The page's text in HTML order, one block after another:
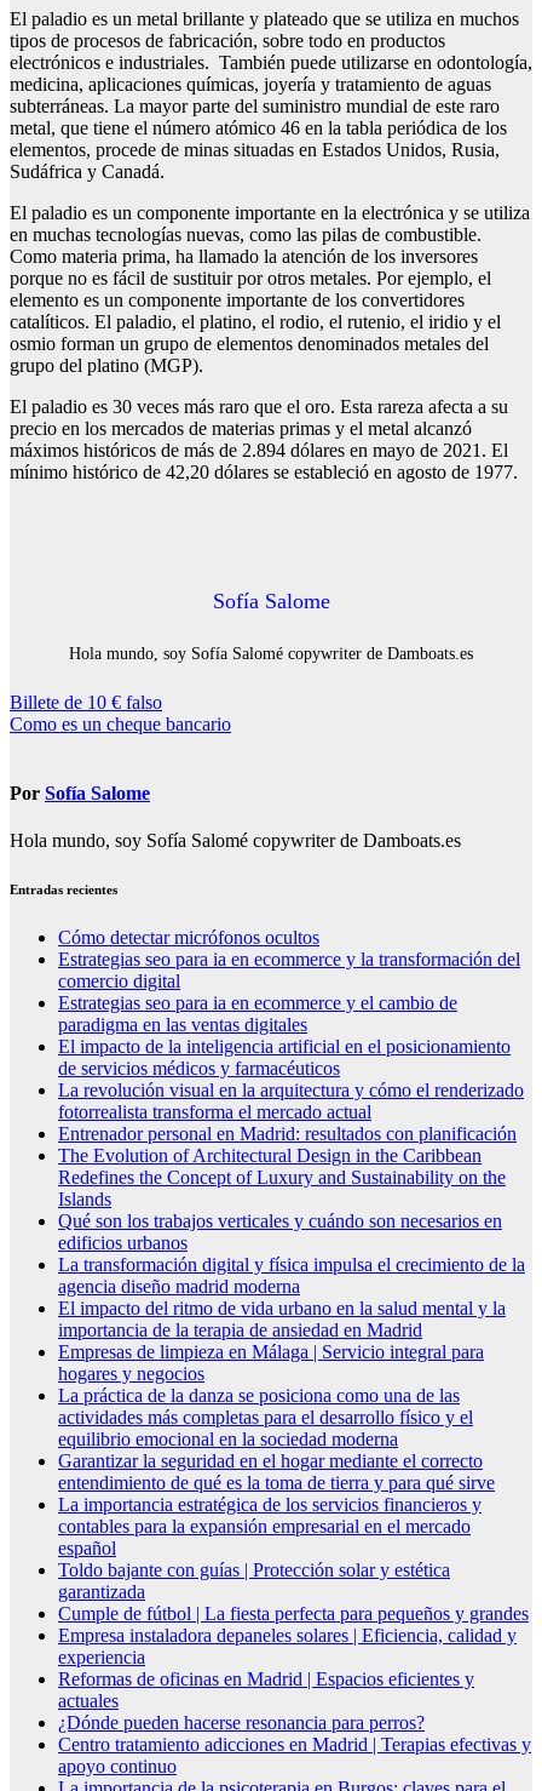
El paladio es un metal brillante y plateado que se utiliza en muchos
tipos de procesos de fabricación, sobre todo en productos
electrónicos e industriales. También puede utilizarse en odontología,
medicina, aplicaciones químicas, joyería y tratamiento de aguas
subterráneas. La mayor parte del suministro mundial de este raro
metal, que tiene el número atómico 46 en la tabla periódica de los
elementos, procede de minas situadas en Estados Unidos, Rusia,
Sudáfrica y Canadá.
El paladio es un componente importante en la electrónica y se utiliza
en muchas tecnologías nuevas, como las pilas de combustible.
Como materia prima, ha llamado la atención de los inversores
porque no es fácil de sustituir por otros metales. Por ejemplo, el
elemento es un componente importante de los convertidores
catalíticos. El paladio, el platino, el rodio, el rutenio, el iridio y el
osmio forman un grupo de elementos denominados metales del
grupo del platino (MGP).
El paladio es 30 veces más raro que el oro. Esta rareza afecta a su
precio en los mercados de materias primas y el metal alcanzó
máximos históricos de más de 2.894 dólares en mayo de 2021. El
mínimo histórico de 42,20 dólares se estableció en agosto de 1977.
Sofía Salome
Hola mundo, soy Sofía Salomé copywriter de Damboats.es
Navegación
de
Billete de 10 € falso
Como es un cheque bancario
Por Sofía Salome
Hola mundo, soy Sofía Salomé copywriter de Damboats.es
Entradas recientes
Cómo detectar micrófonos ocultos
Estrategias seo para ia en ecommerce y la transformación del
comercio digital
Estrategias seo para ia en ecommerce y el cambio de
paradigma en las ventas digitales
El impacto de la inteligencia artificial en el posicionamiento
de servicios médicos y farmacéuticos
La revolución visual en la arquitectura y cómo el renderizado
fotorrealista transforma el mercado actual
Entrenador personal en Madrid: resultados con planificación
The Evolution of Architectural Design in the Caribbean
Redefines the Concept of Luxury and Sustainability on the
Islands
Qué son los trabajos verticales y cuándo son necesarios en
edificios urbanos
La transformación digital y física impulsa el crecimiento de la
agencia diseño madrid moderna
El impacto del ritmo de vida urbano en la salud mental y la
importancia de la terapia de ansiedad en Madrid
Empresas de limpieza en Málaga | Servicio integral para
hogares y negocios
La práctica de la danza se posiciona como una de las
actividades más completas para el desarrollo físico y el
equilibrio emocional en la sociedad moderna
Garantizar la seguridad en el hogar mediante el correcto
entendimiento de qué es la toma de tierra y para qué sirve
La importancia estratégica de los servicios financieros y
contables para la expansión empresarial en el mercado
español
Toldo bajante con guías | Protección solar y estética
garantizada
Cumple de fútbol | La fiesta perfecta para pequeños y grandes
Empresa instaladora depaneles solares | Eficiencia, calidad y
experiencia
Reformas de oficinas en Madrid | Espacios eficientes y
actuales
¿Dónde pueden hacerse resonancia para perros?
Centro tratamiento adicciones en Madrid | Terapias efectivas y
apoyo continuo